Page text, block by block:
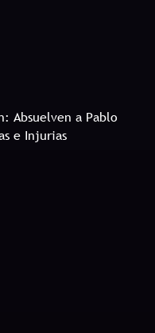
Absuelven a Pablo
e Injurias